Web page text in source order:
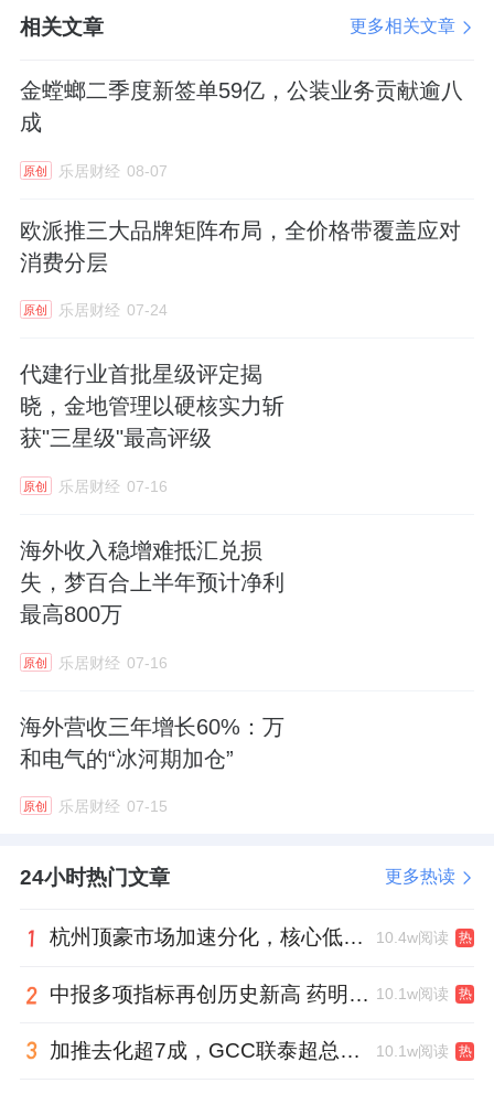
投入1.27亿元，投资进度为42.29%，募集资金
专户余额为5997.08万元。目前厂房主体建设已
完成，装修、设备采购安装及人员招聘等工作
1、千年舟
业协会第六届理事会会长
4月30日下午，中共临沂市木业协会委员会成
立大会暨临沂市木业协会理事会换届大会在临
沂市兰山区盛大举行。
会上，经全体会员代表以无记名投票方式民主
导班子，千年舟集团执行总经理田茂华当选第
六届理事会会长。
2、方太官宣胡歌成为品牌全球代言人
5月9日，方太集团正式宣布知名演员胡歌成为
其品牌全球代言人。
公开资料显示，方太集团创建于1996年，是一
提供商。2025年，该集团发布了全新的品牌战
略定位——“智慧厨房专家”。凭借其独特的创
登亚洲品牌500强。
3、股价三日涨超20%，金螳螂澄清：未从事商
相关文章 更多相关文章
金螳螂二季度新签单59亿，公装业务贡献逾八
成
原创 乐居财经 08-07
欧派推三大品牌矩阵布局，全价格带覆盖应对
消费分层
原创 乐居财经 07-24
代建行业首批星级评定揭
晓，金地管理以硬核实力斩
获"三星级"最高评级
原创 乐居财经 07-16
海外收入稳增难抵汇兑损
失，梦百合上半年预计净利
最高800万
原创 乐居财经 07-16
海外营收三年增长60%：万
和电气的“冰河期加仓”
原创 乐居财经 07-15
24小时热门文章 更多热读
杭州顶豪市场加速分化，核心低密资产迎来价值兑现 10.4w阅读 热
中报多项指标再创历史新高 药明康德将高质量发展成果“分发”到位 10.1w阅读 热
加推去化超7成，GCC联泰超总湾再次引爆深圳顶豪市场认购热潮 10.1w阅读 热